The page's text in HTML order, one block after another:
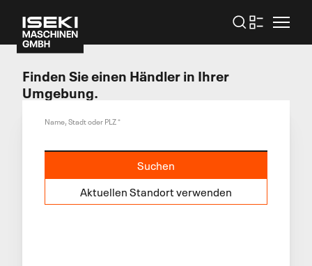
Finden Sie einen Händler in Ihrer
Umgebung.
Name, Stadt oder PLZ*
Suchen
Aktuellen Standort verwenden